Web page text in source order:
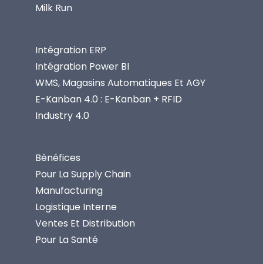
Milk Run
Intégration ERP
Intégration Power BI
WMS, Magasins Automatiques Et AGY
E-Kanban 4.0 : E-Kanban + RFID
Industry 4.0
Bénéfices
Pour La Supply Chain
Manufacturing
Logistique Interne
Ventes Et Distribution
Pour La Santé